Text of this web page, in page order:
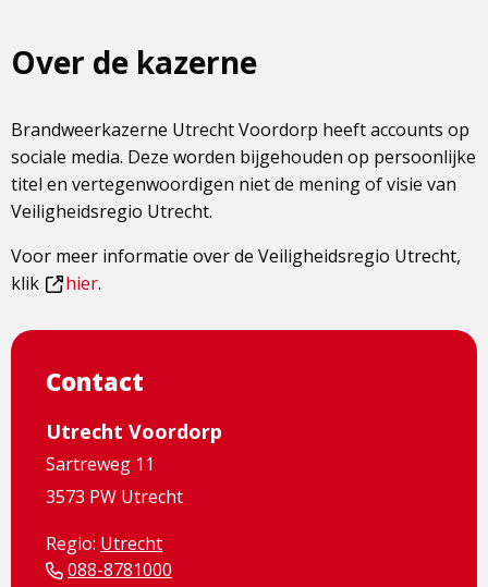
externe
Over de kazerne
Brandweerkazerne Utrecht Voordorp heeft accounts op
sociale media. Deze worden bijgehouden op persoonlijke
titel en vertegenwoordigen niet de mening of visie van
Veiligheidsregio Utrecht.
Voor meer informatie over de Veiligheidsregio Utrecht,
klik
is
externe
hier.
Contact
Utrecht Voordorp
Sartreweg 11
3573 PW Utrecht
Regio: Utrecht
088-8781000